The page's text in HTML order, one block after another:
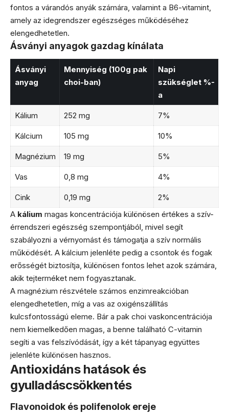
fontos a várandós anyák számára, valamint a B6-vitamint,
amely az idegrendszer egészséges működéséhez
elengedhetetlen.
Ásványi anyagok gazdag kínálata
Ásványi
anyag
Mennyiség (100g pak
choi-ban)
Napi
szükséglet %-
a
Kálium 252 mg 7%
Kálcium 105 mg 10%
Magnézium 19 mg 5%
Vas 0,8 mg 4%
Cink 0,19 mg
2%
A kálium magas koncentrációja különösen értékes a szív-
érrendszeri egészség szempontjából, mivel segít
szabályozni a vérnyomást és támogatja a szív normális
működését. A kálcium jelenléte pedig a csontok és fogak
erősségét biztosítja, különösen fontos lehet azok számára,
akik tejterméket nem fogyasztanak.
A magnézium részvétele számos enzimreakcióban
elengedhetetlen, míg a vas az oxigénszállítás
kulcsfontosságú eleme. Bár a pak choi vaskoncentrációja
nem kiemelkedően magas, a benne található C-vitamin
segíti a vas felszívódását, így a két tápanyag együttes
jelenléte különösen hasznos.
Antioxidáns hatások és
gyulladáscsökkentés
Flavonoidok és polifenolok ereje